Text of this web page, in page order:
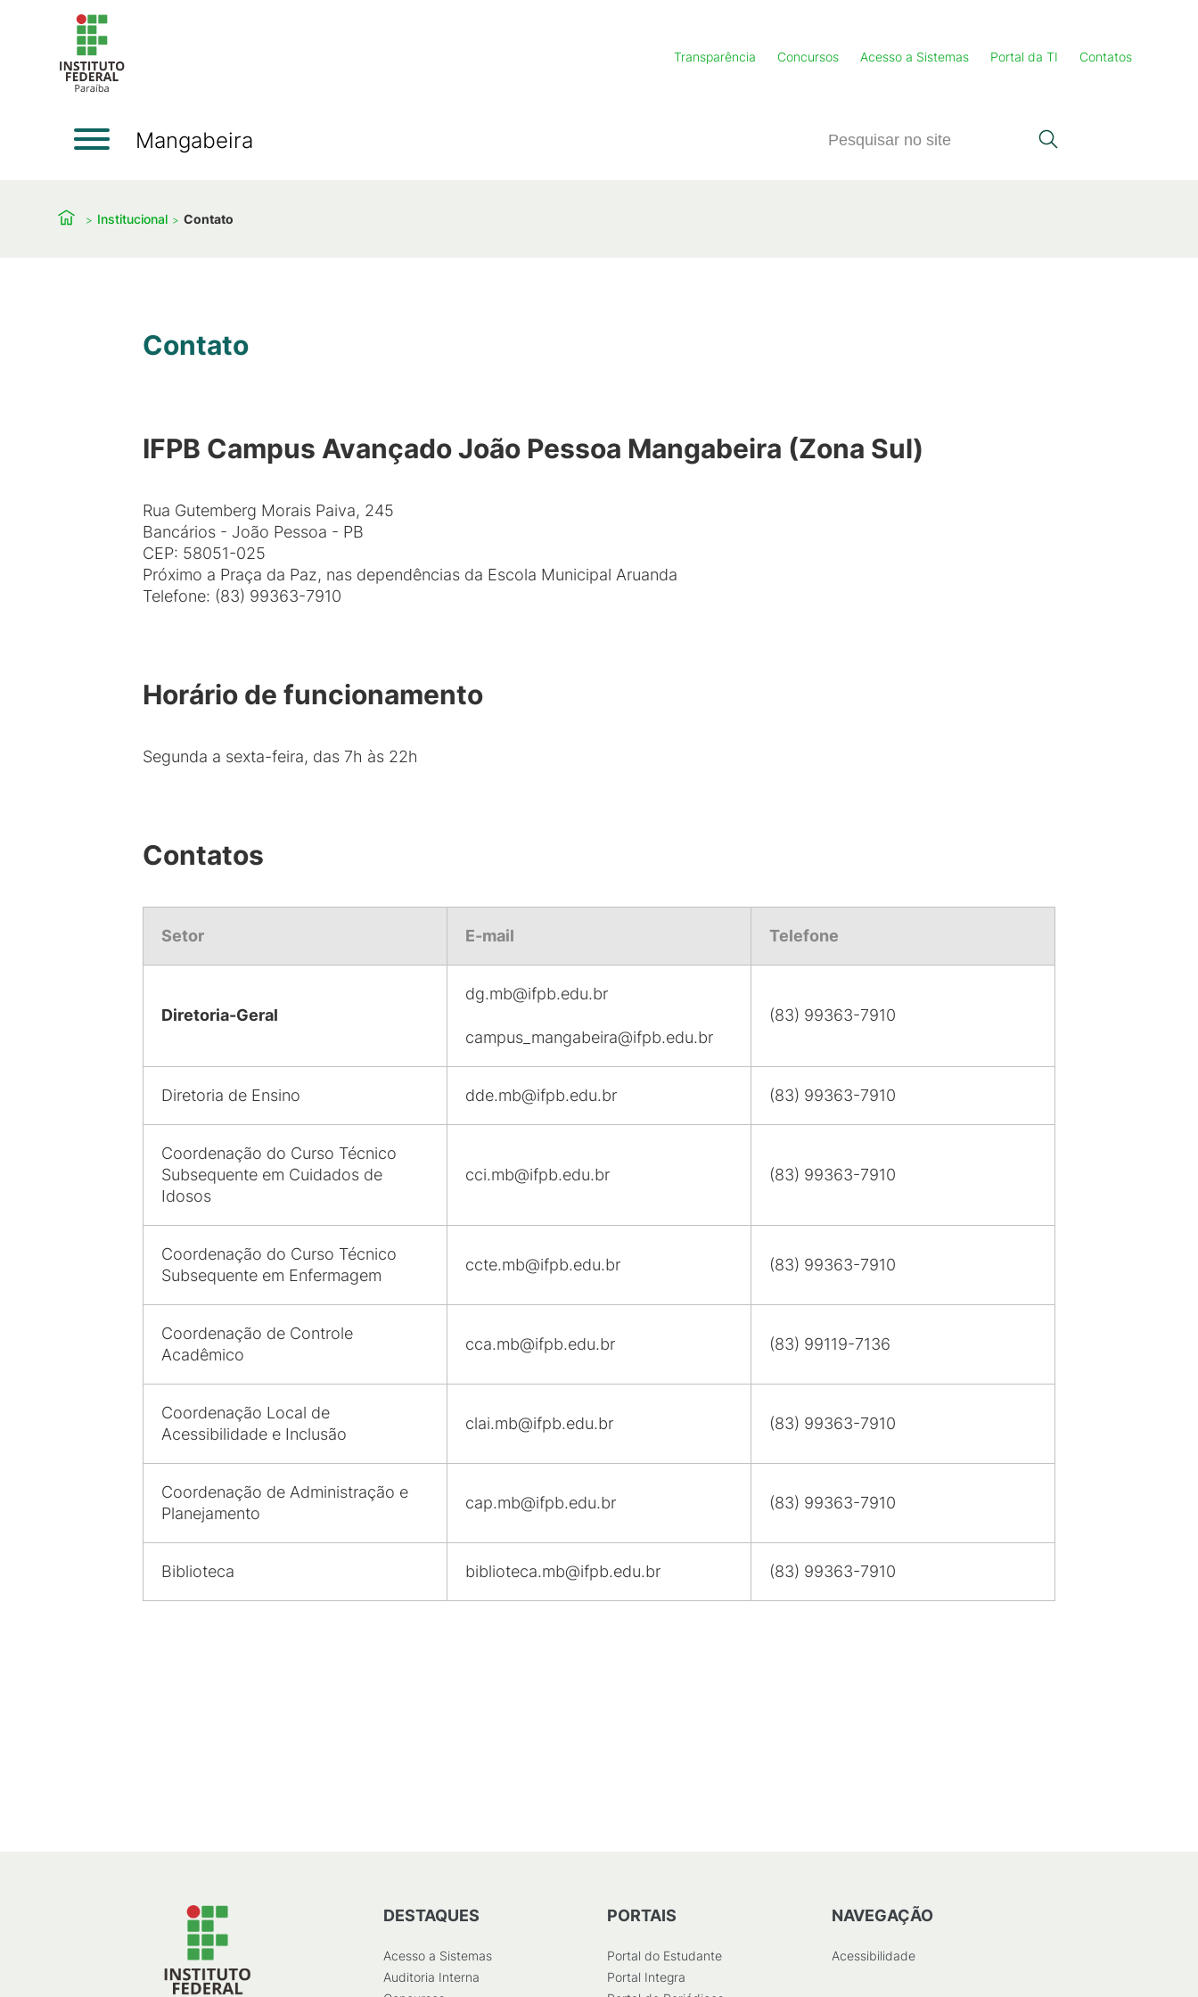
Transparência Concursos Acesso a Sistemas Portal da TI Contatos
Mangabeira
Institucional Contato
Contato
IFPB Campus Avançado João Pessoa Mangabeira (Zona Sul)
Rua Gutemberg Morais Paiva, 245
Bancários - João Pessoa - PB
CEP: 58051-025
Próximo a Praça da Paz, nas dependências da Escola Municipal Aruanda
Telefone: (83) 99363-7910
Horário de funcionamento
Segunda a sexta-feira, das 7h às 22h
Contatos
Setor E-mail Telefone
Diretoria-Geral
dg.mb@ifpb.edu.br
campus_mangabeira@ifpb.edu.br
(83) 99363-7910
Diretoria de Ensino dde.mb@ifpb.edu.br (83) 99363-7910
Coordenação do Curso Técnico
Subsequente em Cuidados de
Idosos
cci.mb@ifpb.edu.br (83) 99363-7910
Coordenação do Curso Técnico
Subsequente em Enfermagem
ccte.mb@ifpb.edu.br (83) 99363-7910
Coordenação de Controle
Acadêmico
cca.mb@ifpb.edu.br (83) 99119-7136
Coordenação Local de
Acessibilidade e Inclusão
clai.mb@ifpb.edu.br (83) 99363-7910
Coordenação de Administração e
Planejamento
cap.mb@ifpb.edu.br (83) 99363-7910
Biblioteca biblioteca.mb@ifpb.edu.br (83) 99363-7910
DESTAQUES
Acesso a Sistemas
Auditoria Interna
PORTAIS
Portal do Estudante
Portal Integra
NAVEGAÇÃO
Acessibilidade